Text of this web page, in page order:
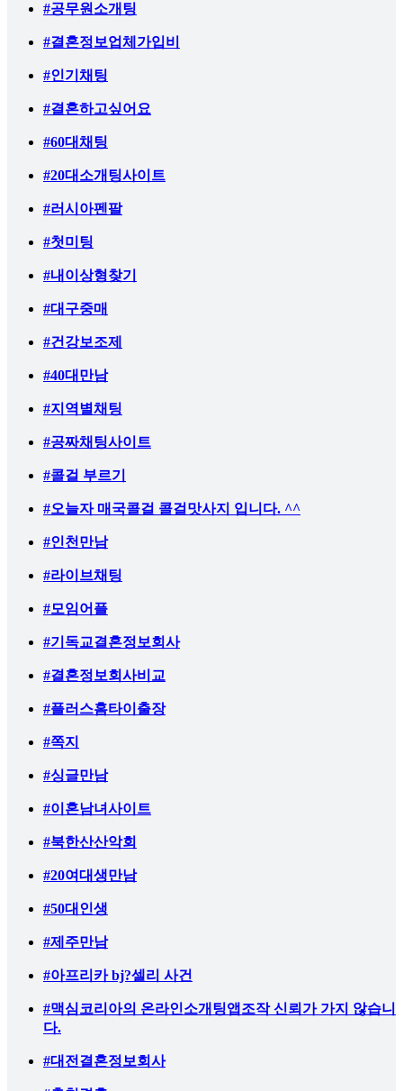
#공무원소개팅
#결혼정보업체가입비
#인기채팅
#결혼하고싶어요
#60대채팅
#20대소개팅사이트
#러시아펜팔
#첫미팅
#내이상형찾기
#대구중매
#건강보조제
#40대만남
#지역별채팅
#공짜채팅사이트
#콜걸 부르기
#오늘자 매국콜걸 콜걸맛사지 입니다. ^^
#인천만남
#라이브채팅
#모임어플
#기독교결혼정보회사
#결혼정보회사비교
#플러스홈타이출장
#쪽지
#싱글만남
#이혼남녀사이트
#북한산산악회
#20여대생만남
#50대인생
#제주만남
#아프리카 bj?셀리 사건
#맥심코리아의 온라인소개팅앱조작 신뢰가 가지 않습니
다.
#대전결혼정보회사